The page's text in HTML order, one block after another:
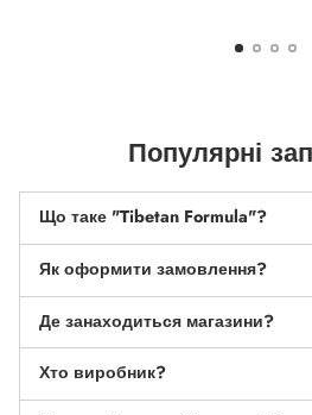
Популярні
Що таке "Tibetan Formula"?
Як оформити замовлення?
Де занаходиться магазини?
Хто виробник?